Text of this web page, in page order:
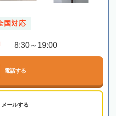
国対応
8:30～19:00
電話する
メールする